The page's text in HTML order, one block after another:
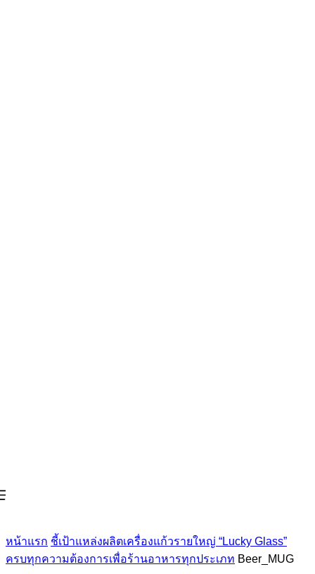
หน้าแรก ชี้เป้าแหล่งผลิตเครื่องแก้วรายใหญ่ “Lucky Glass”
ครบทุกความต้องการเพื่อร้านอาหารทุกประเภท Beer_MUG